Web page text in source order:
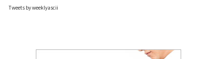
Tweets by weeklyascii